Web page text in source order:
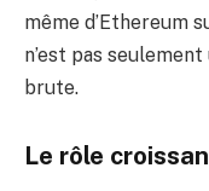
même d’Ethereum
n’est pas
brute.
Le rôle